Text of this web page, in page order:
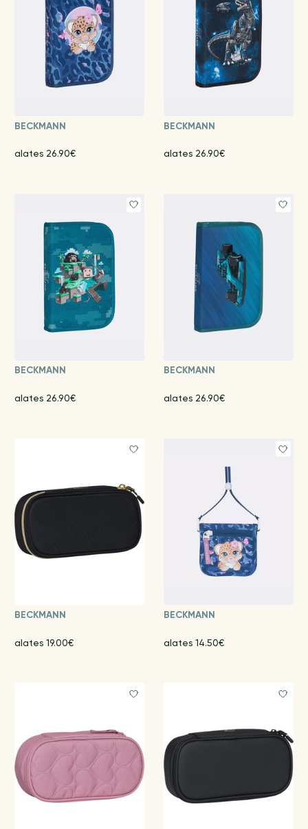
BECKMANN
alates 26.90€
BECKMANN
alates 26.90€
BECKMANN
alates 26.90€
BECKMANN
alates 26.90€
BECKMANN
alates 19.00€
BECKMANN
alates 14.50€